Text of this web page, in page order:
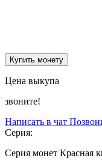
Купить монету
Цена выкупа
звоните!
Написать в чат
Серия:
Серия монет Красная